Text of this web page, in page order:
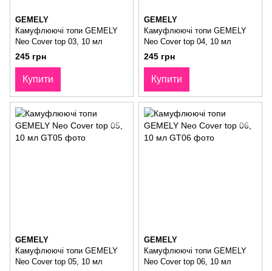
GEMELY
Камуфлюючі топи GEMELY
Neo Cover top 03, 10 мл
245 грн
Купити
GEMELY
Камуфлюючі топи GEMELY
Neo Cover top 04, 10 мл
245 грн
Купити
GEMELY
Камуфлюючі топи GEMELY
Neo Cover top 05, 10 мл
GEMELY
Камуфлюючі топи GEMELY
Neo Cover top 06, 10 мл